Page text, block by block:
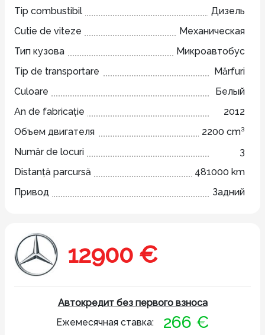
Tip combustibil
Дизель
Cutie de viteze
Механическая
Тип кузова
Микроавтобус
Tip de transportare
Mărfuri
Culoare
Белый
An de fabricație
2012
Объем двигателя
2200 cm³
Număr de locuri
3
Distanță parcursă
481000 km
Привод
Задний
12900 €
Автокредит без первого взноса
Ежемесячная ставка:
266 €